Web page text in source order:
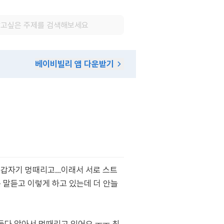
베이비빌리 앱 다운받기
자기 멍때리고...이래서 서로 스트
듣고 이렇게 하고 있는데 더 안늘